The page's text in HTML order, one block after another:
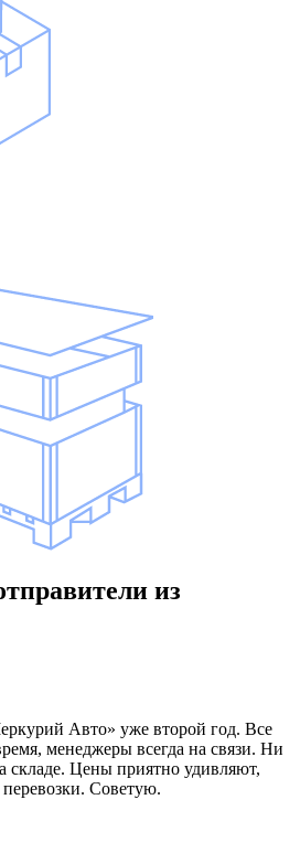
из
Авто» уже второй год. Все
менеджеры всегда на связи. Ни
складе. Цены приятно удивляют,
Советую.